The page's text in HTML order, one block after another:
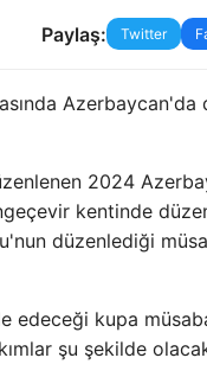
Paylaş: Twitter
2024
kentinde
düzenlediği
edeceği kupa
şu şekilde